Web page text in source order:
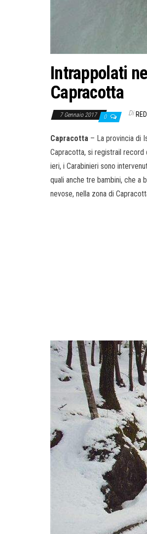
Intrappolati
Capracotta
7 Gennaio 2017 0 Di
Capracotta – La provincia di
Capracotta, si registrail
ieri, i Carabinieri sono
quali anche tre bambini, che a
nevose, nella zona di